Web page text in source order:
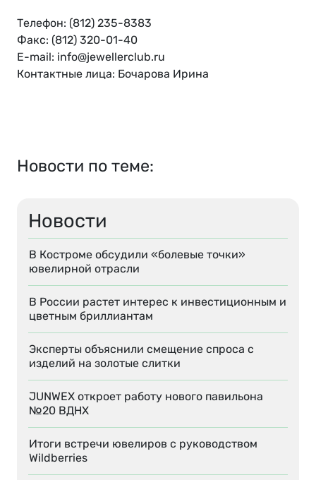
Новости
В Костроме обсудили «болевые точки»
ювелирной отрасли
В России растет интерес к инвестиционным и
цветным бриллиантам
Эксперты объяснили смещение спроса с
изделий на золотые слитки
JUNWEX откроет работу нового павильона
№20 ВДНХ
Итоги встречи ювелиров с руководством
Wildberries
Телефон: (812) 235-8383
Факс: (812) 320-01-40
E-mail: info@jewellerclub.ru
Контактные лица: Бочарова Ирина
Новости по теме: